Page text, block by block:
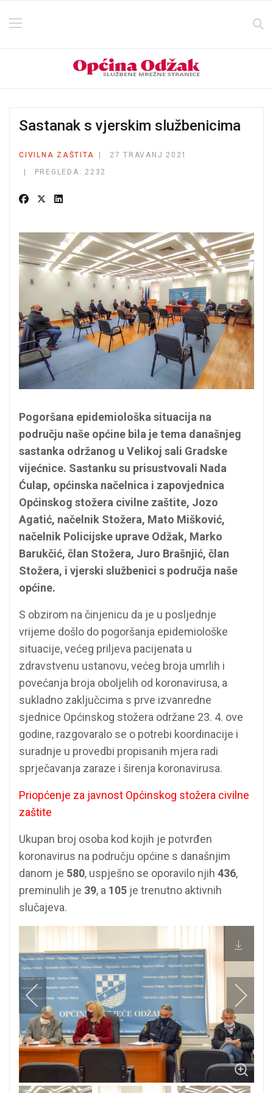
Sastanak s vjerskim službenicima
CIVILNA ZAŠTITA
27 TRAVANJ 2021
PREGLEDA: 2232
Pogoršana epidemiološka situacija na
području naše općine bila je tema današnjeg
sastanka održanog u Velikoj sali Gradske
vijećnice. Sastanku su prisustvovali Nada
Ćulap, općinska načelnica i zapovjednica
Općinskog stožera civilne zaštite, Jozo
Agatić, načelnik Stožera, Mato Mišković,
načelnik Policijske uprave Odžak, Marko
Barukčić, član Stožera, Juro Brašnjić, član
Stožera, i vjerski službenici s područja naše
općine.
S obzirom na činjenicu da je u posljednje
vrijeme došlo do pogoršanja epidemiološke
situacije, većeg priljeva pacijenata u
zdravstvenu ustanovu, većeg broja umrlih i
povećanja broja oboljelih od koronavirusa, a
sukladno zaključcima s prve izvanredne
sjednice Općinskog stožera održane 23. 4. ove
godine, razgovaralo se o potrebi koordinacije i
suradnje u provedbi propisanih mjera radi
sprječavanja zaraze i širenja koronavirusa.
Priopćenje za javnost Općinskog stožera civilne
zaštite
Ukupan broj osoba kod kojih je potvrđen
koronavirus na području općine s današnjim
danom je 580, uspješno se oporavilo njih 436,
preminulih je 39, a 105 je trenutno aktivnih
slučajeva.